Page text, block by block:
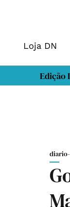
Loja DN
Edição